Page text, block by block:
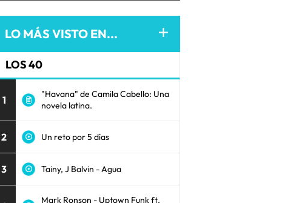
LO MÁS VISTO EN...
LOS 40
1
"Havana" de Camila Cabello: Una
novela latina.
2 Un reto por 5 días
3 Tainy, J Balvin - Agua
Mark Ronson - Uptown Funk ft.